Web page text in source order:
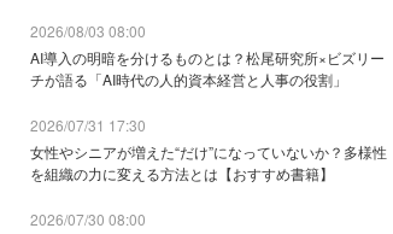
2026/08/03 08:00
AI導入の明暗を分けるものとは？松尾研究所×ビズリー
チが語る「AI時代の人的資本経営と人事の役割」
2026/07/31 17:30
女性やシニアが増えた“だけ”になっていないか？多様性
を組織の力に変える方法とは【おすすめ書籍】
2026/07/30 08:00